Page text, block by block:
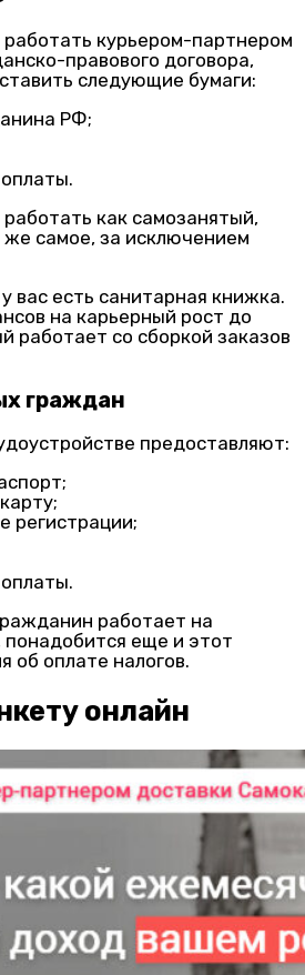
работать курьером-партнером
правового договора,
следующие бумаги:
РФ;
как самозанятый,
же самое, за исключением
вас есть санитарная книжка.
на карьерный рост до
работает со сборкой заказов
граждан
предоставляют:
регистрации;
работает на
понадобится еще и этот
об оплате налогов.
онлайн